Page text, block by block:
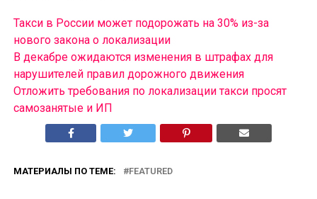
Такси в России может подорожать на 30% из-за
нового закона о локализации
В декабре ожидаются изменения в штрафах для
нарушителей правил дорожного движения
Отложить требования по локализации такси просят
самозанятые и ИП
МАТЕРИАЛЫ ПО ТЕМЕ: FEATURED